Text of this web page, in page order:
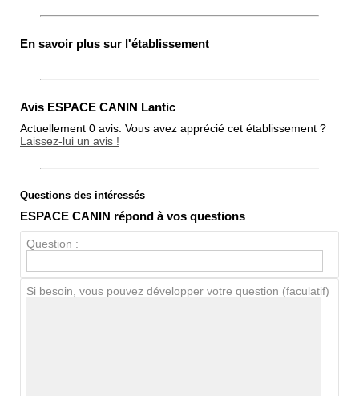
En savoir plus sur l'établissement
Avis ESPACE CANIN Lantic
Actuellement 0 avis. Vous avez apprécié cet établissement ?
Laissez-lui un avis !
Note globale
Questions des intéressés
ESPACE CANIN répond à vos questions
Question :
Si besoin, vous pouvez développer votre question (faculatif)